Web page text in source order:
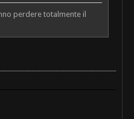
perdere totalmente il